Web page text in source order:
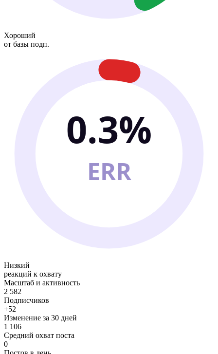
Хороший
от базы подп.
0.3%
ERR
Низкий
реакций к охвату
Масштаб и активность
2 582
Подписчиков
+52
Изменение за 30 дней
1 106
Средний охват поста
0